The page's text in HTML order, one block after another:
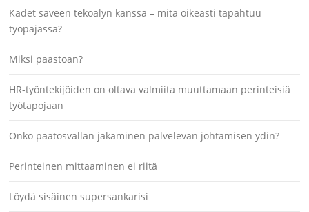
Kädet saveen tekoälyn kanssa – mitä oikeasti tapahtuu
työpajassa?
Miksi paastoan?
HR-työntekijöiden on oltava valmiita muuttamaan perinteisiä
työtapojaan
Onko päätösvallan jakaminen palvelevan johtamisen ydin?
Perinteinen mittaaminen ei riitä
Löydä sisäinen supersankarisi